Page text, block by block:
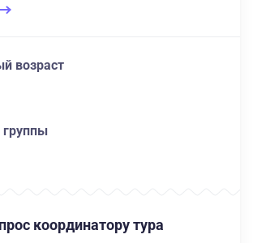
возраст
группы
координатору тура